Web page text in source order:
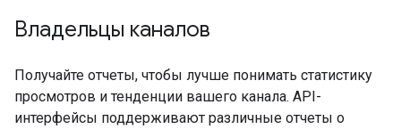
Владельцы каналов
Получайте отчеты, чтобы лучше понимать статистику
просмотров и тенденции вашего канала. API-
интерфейсы поддерживают различные отчеты о